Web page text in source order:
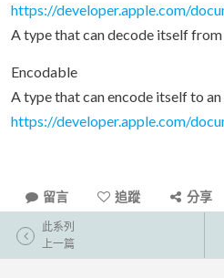
https://developer.apple.com/
A type that can decode itself
Encodable
A type that can encode itself to
https://developer.apple.com/
留言 追蹤 分享
此系列
上一篇